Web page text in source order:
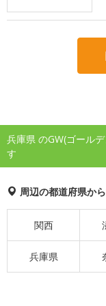
兵庫県 のGW(ゴール
す
周辺の都道府県か
関西
兵庫県